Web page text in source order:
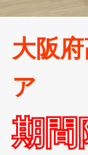
大阪
ア
期間